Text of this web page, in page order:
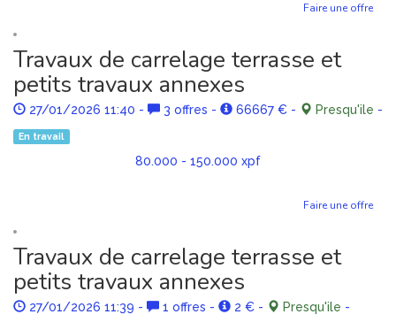
Faire une offre
Travaux de carrelage terrasse et
petits travaux annexes
27/01/2026 11:40 - 3 offres - 66667 € - Presqu'ile -
En travail
80.000 - 150.000 xpf
Faire une offre
Travaux de carrelage terrasse et
petits travaux annexes
27/01/2026 11:39 - 1 offres - 2 € - Presqu'ile -